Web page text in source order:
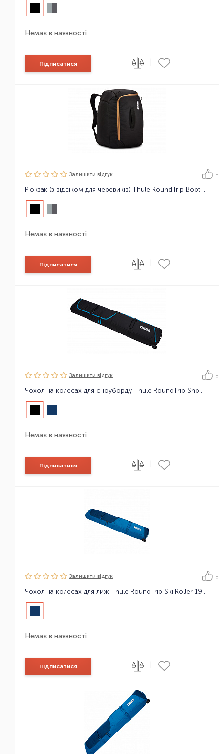
Немає в наявності
Підписатися
Залишити вiдгук 0
Рюкзак (з відсіком для черевиків) Thule RoundTrip Boot Backpack 45L
Немає в наявності
Підписатися
Залишити вiдгук 0
Чохол на колесах для сноуборду Thule RoundTrip Snowboard Roller 165cm
Немає в наявності
Підписатися
Залишити вiдгук 0
Чохол на колесах для лиж Thule RoundTrip Ski Roller 192cm
Немає в наявності
Підписатися